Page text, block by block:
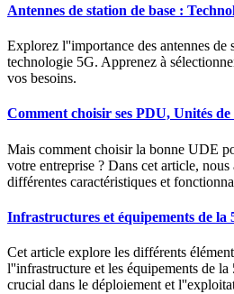
Antennes de station de base :
Explorez l''importance des antennes de
technologie 5G. Apprenez à
vos besoins.
Comment choisir ses PDU, Unités
Mais comment choisir la bonne UDE
votre entreprise ? Dans cet article,
différentes caractéristiques et
Infrastructures et équipements de la
Cet article explore les différents
l''infrastructure et les équipements de
crucial dans le déploiement et